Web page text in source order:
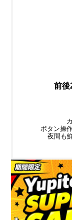
前後
ボタン操
夜間も